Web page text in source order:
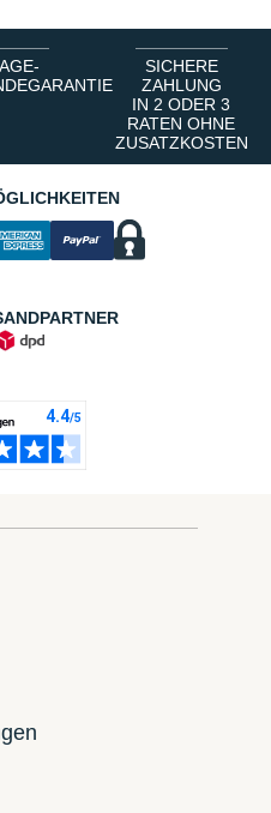
SICHERE
ZAHLUNG
IN 2 ODER 3
RATEN OHNE
ZUSATZKOSTEN